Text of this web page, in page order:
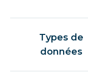
Types de
données